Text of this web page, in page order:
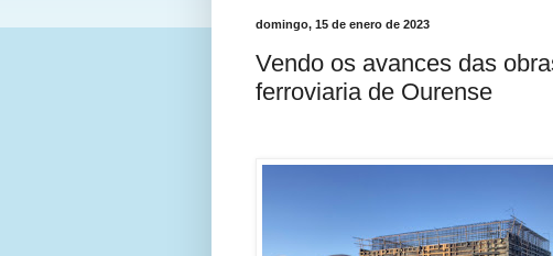
domingo, 15 de enero de 2023
Vendo os avances das
ferroviaria de Ourense